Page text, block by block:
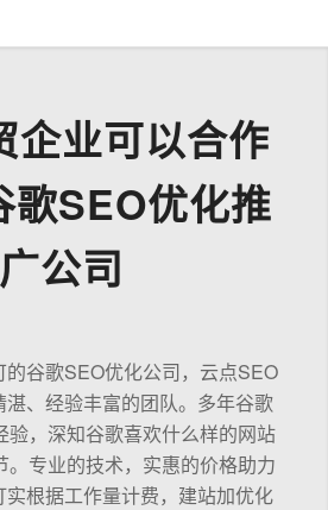
企业可以合作
歌SEO优化推
广公司
谷歌SEO优化公司，云点SEO
、经验丰富的团队。多年谷歌
验，深知谷歌喜欢什么样的网站
。专业的技术，实惠的价格助力
根据工作量计费，建站加优化